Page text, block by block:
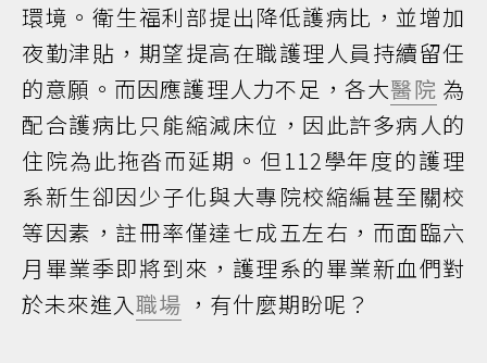
環境。衛生福利部提出降低護病比，並增加
夜勤津貼，期望提高在職護理人員持續留任
的意願。而因應護理人力不足，各大醫院 為
配合護病比只能縮減床位，因此許多病人的
住院為此拖沓而延期。但112學年度的護理
系新生卻因少子化與大專院校縮編甚至關校
等因素，註冊率僅達七成五左右，而面臨六
月畢業季即將到來，護理系的畢業新血們對
於未來進入職場 ，有什麼期盼呢？